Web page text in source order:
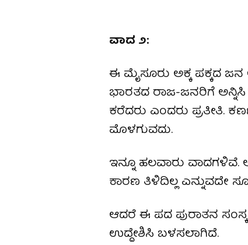
ವಾದ ೨:
ಈ ಮೈಸೂರು ಅಕ್ಕ ಪಕ್ಕದ
ಭಾರತದ ರಾಜ-ಜನರಿಗೆ ಅನ್ನಿಸಿ
ಕರೆದರು ಎಂದರು ಪ್ರತೀತಿ.
ಮೊಳಗುವದು.
ಇನ್ನೂ ಹಲವಾರು
ಕಾರಣ ತಿಳಿದಿಲ್ಲ ಎನ್ನುವದೇ
ಆದರೆ ಈ ಪದ ಪುರಾತನ
ಉದ್ದೇಶಿಸಿ ಬಳಸಲಾಗಿದೆ.